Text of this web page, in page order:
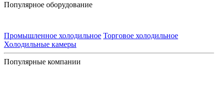
Популярное оборудование
Промышленное холодильное Торговое холодильное
Холодильные камеры
Популярные компании